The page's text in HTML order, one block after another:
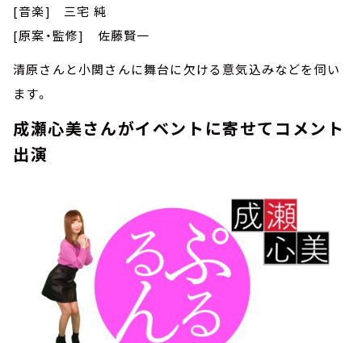
[音楽] 三宅 純
[原案・監修] 佐藤賢一
清原さんと小関さんに舞台に欠ける意気込みなどを伺い
ます。
成瀬心美さんがイベントに寄せてコメント
出演